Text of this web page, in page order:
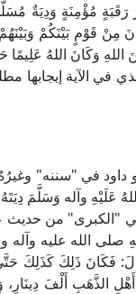
مُؤْمِنَةٍ وَدِيَةٌ
قَوْمٍ بَيْنَكُمْ
وَكَانَ اللهُ عَلِيمًا
في الآية إيجابها
داود في "سننه"
عَلَيْهِ وآله وَسَلَّمَ
في "الكبرى" من
الله عليه وآله
فَكَانَ ذَلِكَ كَذَلِكَ
الذَّهَبِ أَلْفَ دِينَارٍ،